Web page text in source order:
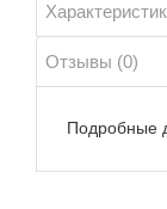
Отзывы (0)
Подробные